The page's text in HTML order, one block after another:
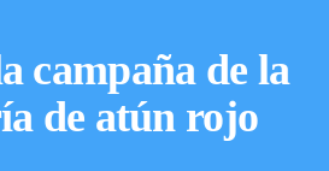
campaña de la
de atún rojo